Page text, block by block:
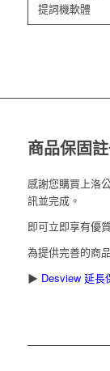
提詞機軟體
商品保固
感謝您購買上洛
訊並完成。
即可立即享有優
為提供完善的商
▶ Desview 延長